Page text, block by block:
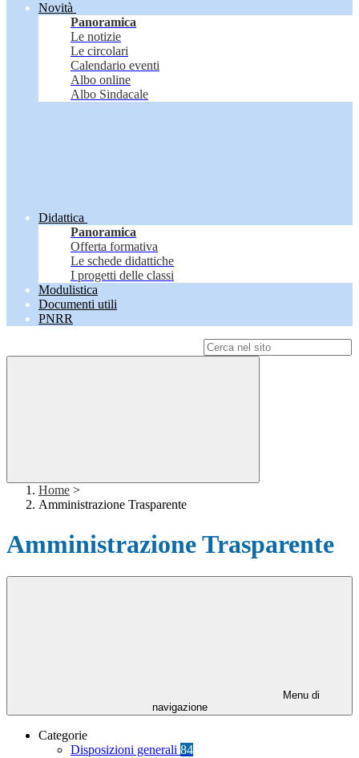
Novità
Panoramica
Le notizie
Le circolari
Calendario eventi
Albo online
Albo Sindacale
Didattica
Panoramica
Offerta formativa
Le schede didattiche
I progetti delle classi
Modulistica
Documenti utili
PNRR
Home >
Amministrazione Trasparente
Amministrazione Trasparente
Menu di
navigazione
Categorie
Disposizioni generali 84